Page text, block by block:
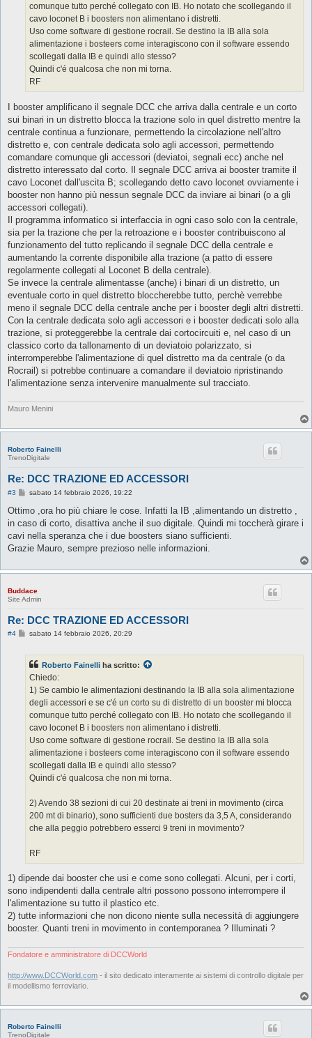
comunque tutto perché collegato con IB. Ho notato che scollegando il
cavo loconet B i boosters non alimentano i distretti.
Uso come software di gestione rocrail. Se destino la IB alla sola
alimentazione i bosteers come interagiscono con il software essendo
scollegati dalla IB e quindi allo stesso?
Quindi c'é qualcosa che non mi torna.
RF
I booster amplificano il segnale DCC che arriva dalla centrale e un corto
sui binari in un distretto blocca la trazione solo in quel distretto mentre la
centrale continua a funzionare, permettendo la circolazione nell'altro
distretto e, con centrale dedicata solo agli accessori, permettendo
comandare comunque gli accessori (deviatoi, segnali ecc) anche nel
distretto interessato dal corto. Il segnale DCC arriva ai booster tramite il
cavo Loconet dall'uscita B; scollegando detto cavo loconet ovviamente i
booster non hanno più nessun segnale DCC da inviare ai binari (o a gli
accessori collegati).
Il programma informatico si interfaccia in ogni caso solo con la centrale,
sia per la trazione che per la retroazione e i booster contribuiscono al
funzionamento del tutto replicando il segnale DCC della centrale e
aumentando la corrente disponibile alla trazione (a patto di essere
regolarmente collegati al Loconet B della centrale).
Se invece la centrale alimentasse (anche) i binari di un distretto, un
eventuale corto in quel distretto bloccherebbe tutto, perchè verrebbe
meno il segnale DCC della centrale anche per i booster degli altri distretti.
Con la centrale dedicata solo agli accessori e i booster dedicati solo alla
trazione, si proteggerebbe la centrale dai cortocircuiti e, nel caso di un
classico corto da tallonamento di un deviatoio polarizzato, si
interromperebbe l'alimentazione di quel distretto ma da centrale (o da
Rocrail) si potrebbe continuare a comandare il deviatoio ripristinando
l'alimentazione senza intervenire manualmente sul tracciato.
Mauro Menini
Roberto Fainelli
TrenoDigitale
Re: DCC TRAZIONE ED ACCESSORI
#3
M
s
a
g
i
sabato 14 febbraio 2026, 19:22
Ottimo ,ora ho più chiare le cose. Infatti la IB ,alimentando un distretto ,
in caso di corto, disattiva anche il suo digitale. Quindi mi toccherà girare i
cavi nella speranza che i due boosters siano sufficienti.
Grazie Mauro, sempre prezioso nelle informazioni.
Buddace
Site Admin
Re: DCC TRAZIONE ED ACCESSORI
#4
M
a
g
o
sabato 14 febbraio 2026, 20:29
Roberto Fainelli ha scritto:
Chiedo:
1) Se cambio le alimentazioni destinando la IB alla sola alimentazione
degli accessori e se c'é un corto su di distretto di un booster mi blocca
comunque tutto perché collegato con IB. Ho notato che scollegando il
cavo loconet B i boosters non alimentano i distretti.
Uso come software di gestione rocrail. Se destino la IB alla sola
alimentazione i bosteers come interagiscono con il software essendo
scollegati dalla IB e quindi allo stesso?
Quindi c'é qualcosa che non mi torna.
2) Avendo 38 sezioni di cui 20 destinate ai treni in movimento (circa
200 mt di binario), sono sufficienti due bosters da 3,5 A, considerando
che alla peggio potrebbero esserci 9 treni in movimento?
RF
1) dipende dai booster che usi e come sono collegati. Alcuni, per i corti,
sono indipendenti dalla centrale altri possono possono interrompere il
l'alimentazione su tutto il plastico etc.
2) tutte informazioni che non dicono niente sulla necessità di aggiungere
booster. Quanti treni in movimento in contemporanea ? Illuminati ?
Fondatore e amministratore di DCCWorld
http://www.DCCWorld.com - il sito dedicato interamente ai sistemi di controllo digitale per
il modellismo ferroviario.
Roberto Fainelli
TrenoDigitale